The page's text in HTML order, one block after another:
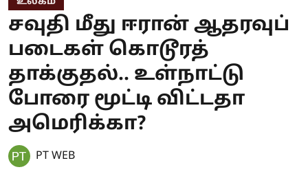
சவுதி மீது ஈரான் ஆதரவுப்
படைகள் கொடூரத்
தாக்குதல்.. உள்நாட்டு
போரை மூட்டி விட்டதா
அமெரிக்கா?
PT WEB